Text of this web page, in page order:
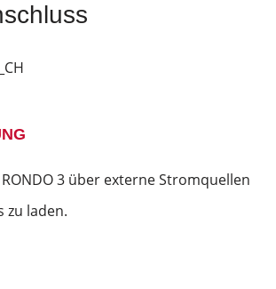
3 über externe Stromquellen
zu laden.